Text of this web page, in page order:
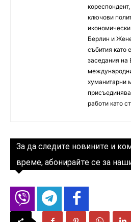
ключови
Берлин и
събития като
заседания на
хуманитарни
работи като
За да следите новините и
време, абонирайте се за